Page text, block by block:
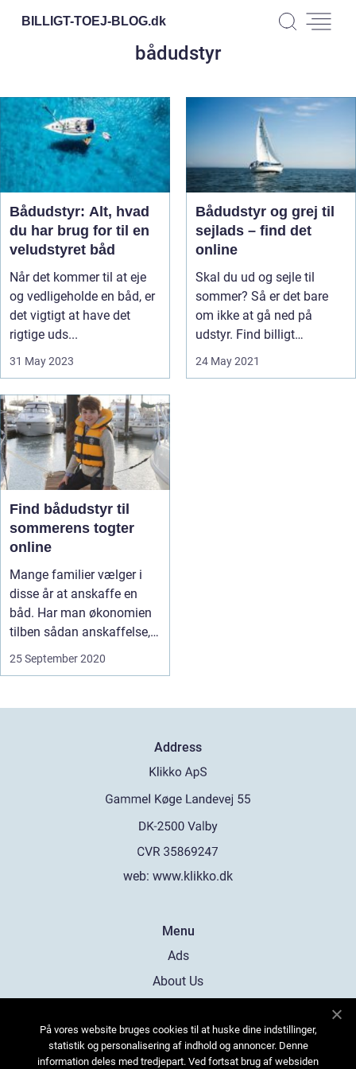
BILLIGT-TOEJ-BLOG.dk
bådudstyr
Bådudstyr: Alt, hvad
du har brug for til en
veludstyret båd
Når det kommer til at eje
og vedligeholde en båd, er
det vigtigt at have det
rigtige uds...
31 May 2023
Bådudstyr og grej til
sejlads – find det
online
Skal du ud og sejle til
sommer? Så er det bare
om ikke at gå ned på
udstyr. Find billigt
bådudstyr ...
24 May 2021
Find bådudstyr til
sommerens togter
online
Mange familier vælger i
disse år at anskaffe en
båd. Har man økonomien
tilben sådan anskaffelse,
og ...
25 September 2020
Address
web: www.klikko.dk
Menu
Ads
About Us
Contact
Sitemap
På vores website bruges cookies til at huske dine indstillinger,
statistik og personalisering af indhold og annoncer. Denne
information deles med tredjepart. Ved fortsat brug af websiden